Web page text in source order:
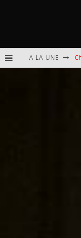
A LA UNE